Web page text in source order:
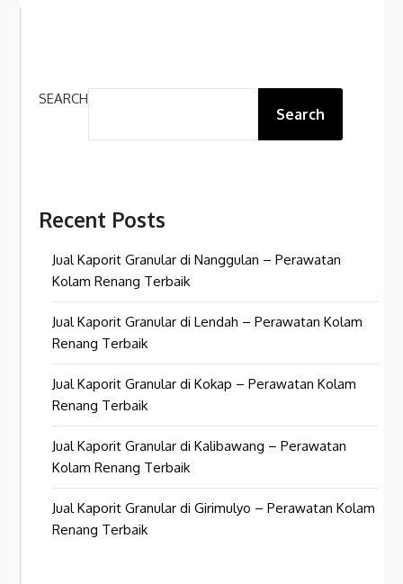
SEARCH
Search
Recent Posts
Jual Kaporit Granular di Nanggulan – Perawatan
Kolam Renang Terbaik
Jual Kaporit Granular di Lendah – Perawatan Kolam
Renang Terbaik
Jual Kaporit Granular di Kokap – Perawatan Kolam
Renang Terbaik
Jual Kaporit Granular di Kalibawang – Perawatan
Kolam Renang Terbaik
Jual Kaporit Granular di Girimulyo – Perawatan Kolam
Renang Terbaik